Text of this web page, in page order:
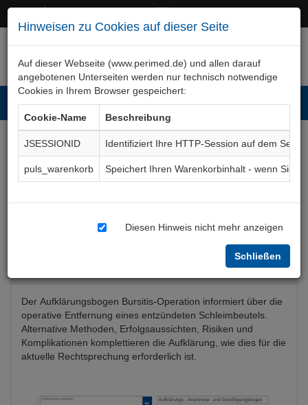
Hinweisen zu Cookies auf dieser Seite
Auf dieser Webseite (www.perimed.de) und allen darauf
angebotenen Unterseiten werden nur technisch notwendige
Cookies in Ihrem Browser gespeichert:
Cookie-Name
Beschreibung
JSESSIONID
Identifiziert Ihre HTTP-Session auf dem Server
puls_warenkorb
Speichert Ihren Warenkorbinhalt - wenn Sie
Diesen Hinweis nicht mehr anzeigen
Schließen
Bursitis-Operation, offen /
endoskopisch
OTOp007De
Der Aufklärungsbogen Bursitis-Operation informiert über die
operative Entfernung eines entzündeten Schleimbeutels.
Alternative Methoden, Erfolgsaussichten, Risiken und
Komplikationen komplettieren die Aufklärung, wie dies für die
aktuelle Rechtsprechung erforderlich ist.